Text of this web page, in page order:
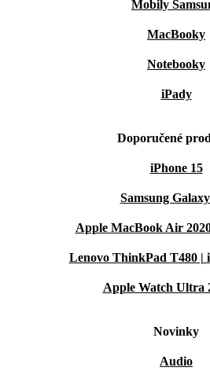
Mobily
MacBooky
Notebooky
iPady
Doporučené
iPhone 15
Samsung
Apple MacBook Air
Lenovo ThinkPad T480 |
Apple Watch Ultra
Novinky
Audio